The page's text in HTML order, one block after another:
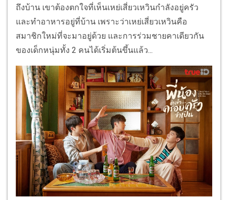
ถึงบ้าน เขาต้องตกใจที่เห็นเหย่เสี่ยวเหวินกำลังอยู่ครัว
และทำอาหารอยู่ที่บ้าน เพราะว่าเหย่เสี่ยวเหวินคือ
สมาชิกใหม่ที่จะมาอยู่ด้วย และการร่วมชายคาเดียวกัน
ของเด็กหนุ่มทั้ง 2 คนได้เริ่มต้นขึ้นแล้ว...